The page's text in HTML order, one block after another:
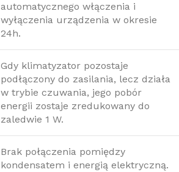
automatycznego włączenia i
wyłączenia urządzenia w okresie
24h.
Gdy klimatyzator pozostaje
podłączony do zasilania, lecz działa
w trybie czuwania, jego pobór
energii zostaje zredukowany do
zaledwie 1 W.
Brak połączenia pomiędzy
kondensatem i energią elektryczną.